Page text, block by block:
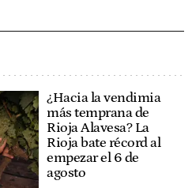
¿Hacia la vendimia
más temprana de
Rioja Alavesa? La
Rioja bate récord al
empezar el 6 de
agosto